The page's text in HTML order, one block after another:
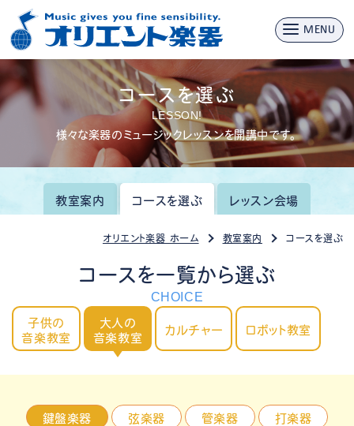
MENU
コースを選ぶ
LESSON!
様々な楽器のミュージックレッスンを開講中です。
教室案内 コースを選ぶ レッスン会場
オリエント楽器 ホーム 教室案内 コースを選ぶ
コースを一覧から選ぶ
CHOICE
子供の
音楽教室
大人の
音楽教室
カルチャー ロボット教室
鍵盤楽器 弦楽器 管楽器 打楽器